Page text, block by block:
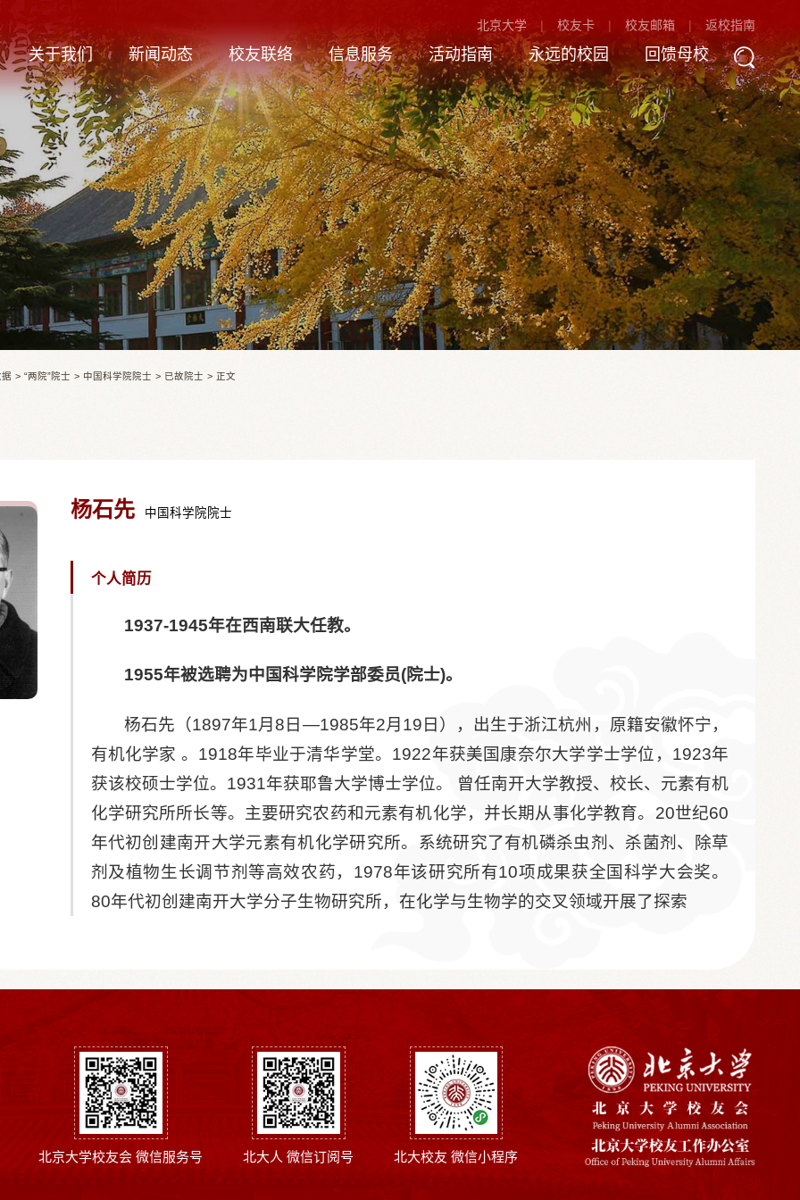
北京大学 校友卡 校友邮箱 返校指南
关于我们 新闻动态 校友联络 信息服务 活动指南 永远的校园 回馈母校
> “两院”院士 > 中国科学院院士 > 已故院士 > 正文
杨石先 中国科学院院士
个人简历
1937-1945年在西南联大任教。
1955年被选聘为中国科学院学部委员(院士)。
杨石先（1897年1月8日—1985年2月19日），出生于浙江杭州，原籍安徽怀宁，
有机化学家 。1918年毕业于清华学堂。1922年获美国康奈尔大学学士学位，1923年
获该校硕士学位。1931年获耶鲁大学博士学位。 曾任南开大学教授、校长、元素有机
化学研究所所长等。主要研究农药和元素有机化学，并长期从事化学教育。20世纪60
年代初创建南开大学元素有机化学研究所。系统研究了有机磷杀虫剂、杀菌剂、除草
剂及植物生长调节剂等高效农药，1978年该研究所有10项成果获全国科学大会奖。
80年代初创建南开大学分子生物研究所，在化学与生物学的交叉领域开展了探索
北京大学校友会 微信服务号 北大人 微信订阅号 北大校友 微信小程序